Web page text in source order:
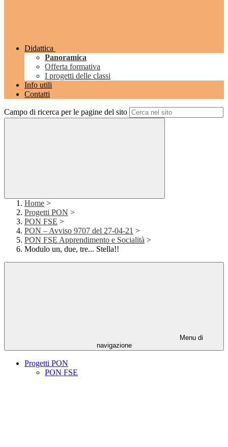
Didattica
Panoramica
Offerta formativa
I progetti delle classi
Info utili
Contatti
Campo di ricerca per le pagine del sito
Home >
Progetti PON >
PON FSE >
PON – Avviso 9707 del 27-04-21 >
PON FSE Apprendimento e Socialità >
Modulo un, due, tre... Stella!!
Menu di
navigazione
Progetti PON
PON FSE